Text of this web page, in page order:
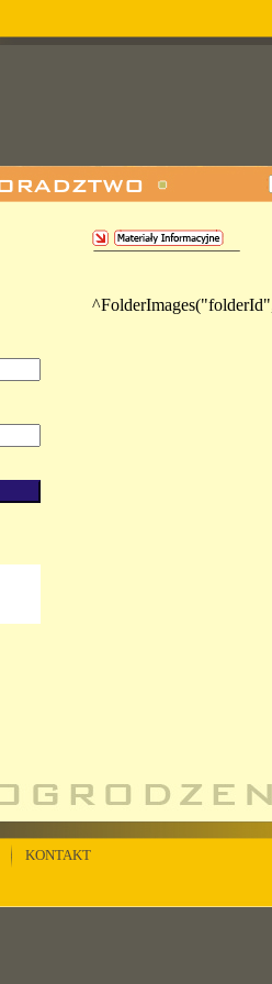
KONTAKT